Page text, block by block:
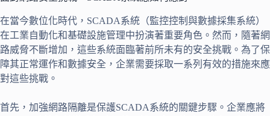
在當今數位化時代，SCADA系統（監控控制與數據採集系統）
在工業自動化和基礎設施管理中扮演著重要角色。然而，隨著網
路威脅不斷增加，這些系統面臨著前所未有的安全挑戰。為了保
障其正常運作和數據安全，企業需要採取一系列有效的措施來應
對這些挑戰。
首先，加強網路隔離是保護SCADA系統的關鍵步驟。企業應將